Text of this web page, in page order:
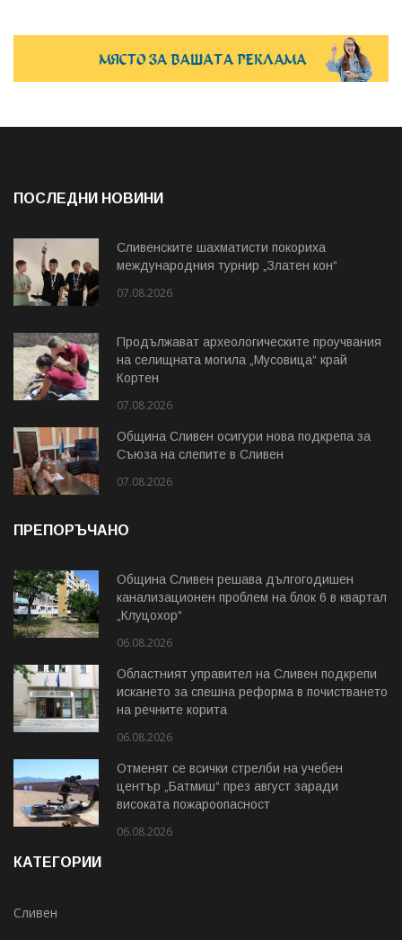
ПОСЛЕДНИ НОВИНИ
Сливенските шахматисти покориха
международния турнир „Златен кон“
07.08.2026
Продължават археологическите проучвания
на селищната могила „Мусовица“ край
Кортен
07.08.2026
Община Сливен осигури нова подкрепа за
Съюза на слепите в Сливен
07.08.2026
ПРЕПОРЪЧАНО
Община Сливен решава дългогодишен
канализационен проблем на блок 6 в квартал
„Клуцохор“
06.08.2026
Областният управител на Сливен подкрепи
искането за спешна реформа в почистването
на речните корита
06.08.2026
Отменят се всички стрелби на учебен
център „Батмиш“ през август заради
високата пожароопасност
06.08.2026
КАТЕГОРИИ
Сливен